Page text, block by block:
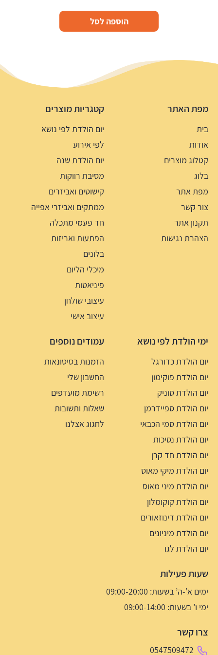
הוספה לסל
מפת האתר
בית
אודות
קטלוג מוצרים
בלוג
מפת אתר
צור קשר
תקנון אתר
הצהרת נגישות
קטגריות מוצרים
יום הולדת לפי נושא
לפי אירוע
יום הולדת שנה
מסיבת רווקות
קישוטים ואביזרים
ממתקים ואביזרי אפייה
חד פעמי מתכלה
הפתעות ואריזות
בלונים
מיכלי הליום
פיניאטות
עיצובי שולחן
עיצוב אישי
ימי הולדת לפי נושא
יום הולדת כדורגל
יום הולדת פוקימון
יום הולדת סוניק
יום הולדת ספיידרמן
יום הולדת סמי הכבאי
יום הולדת נסיכות
יום הולדת חד קרן
יום הולדת מיקי מאוס
יום הולדת מיני מאוס
יום הולדת קוקומלון
יום הולדת דינוזאורים
יום הולדת מיניונים
יום הולדת לגו
עמודים נוספים
הזמנות בסיטונאות
החשבון שלי
רשימת מועדפים
שאלות ותשובות
לחגוג אצלנו
שעות פעילות
ימים א’-ה’ בשעות: 09:00-20:00
ימי ו’ בשעות: 09:00-14:00
צרו קשר
0547509472